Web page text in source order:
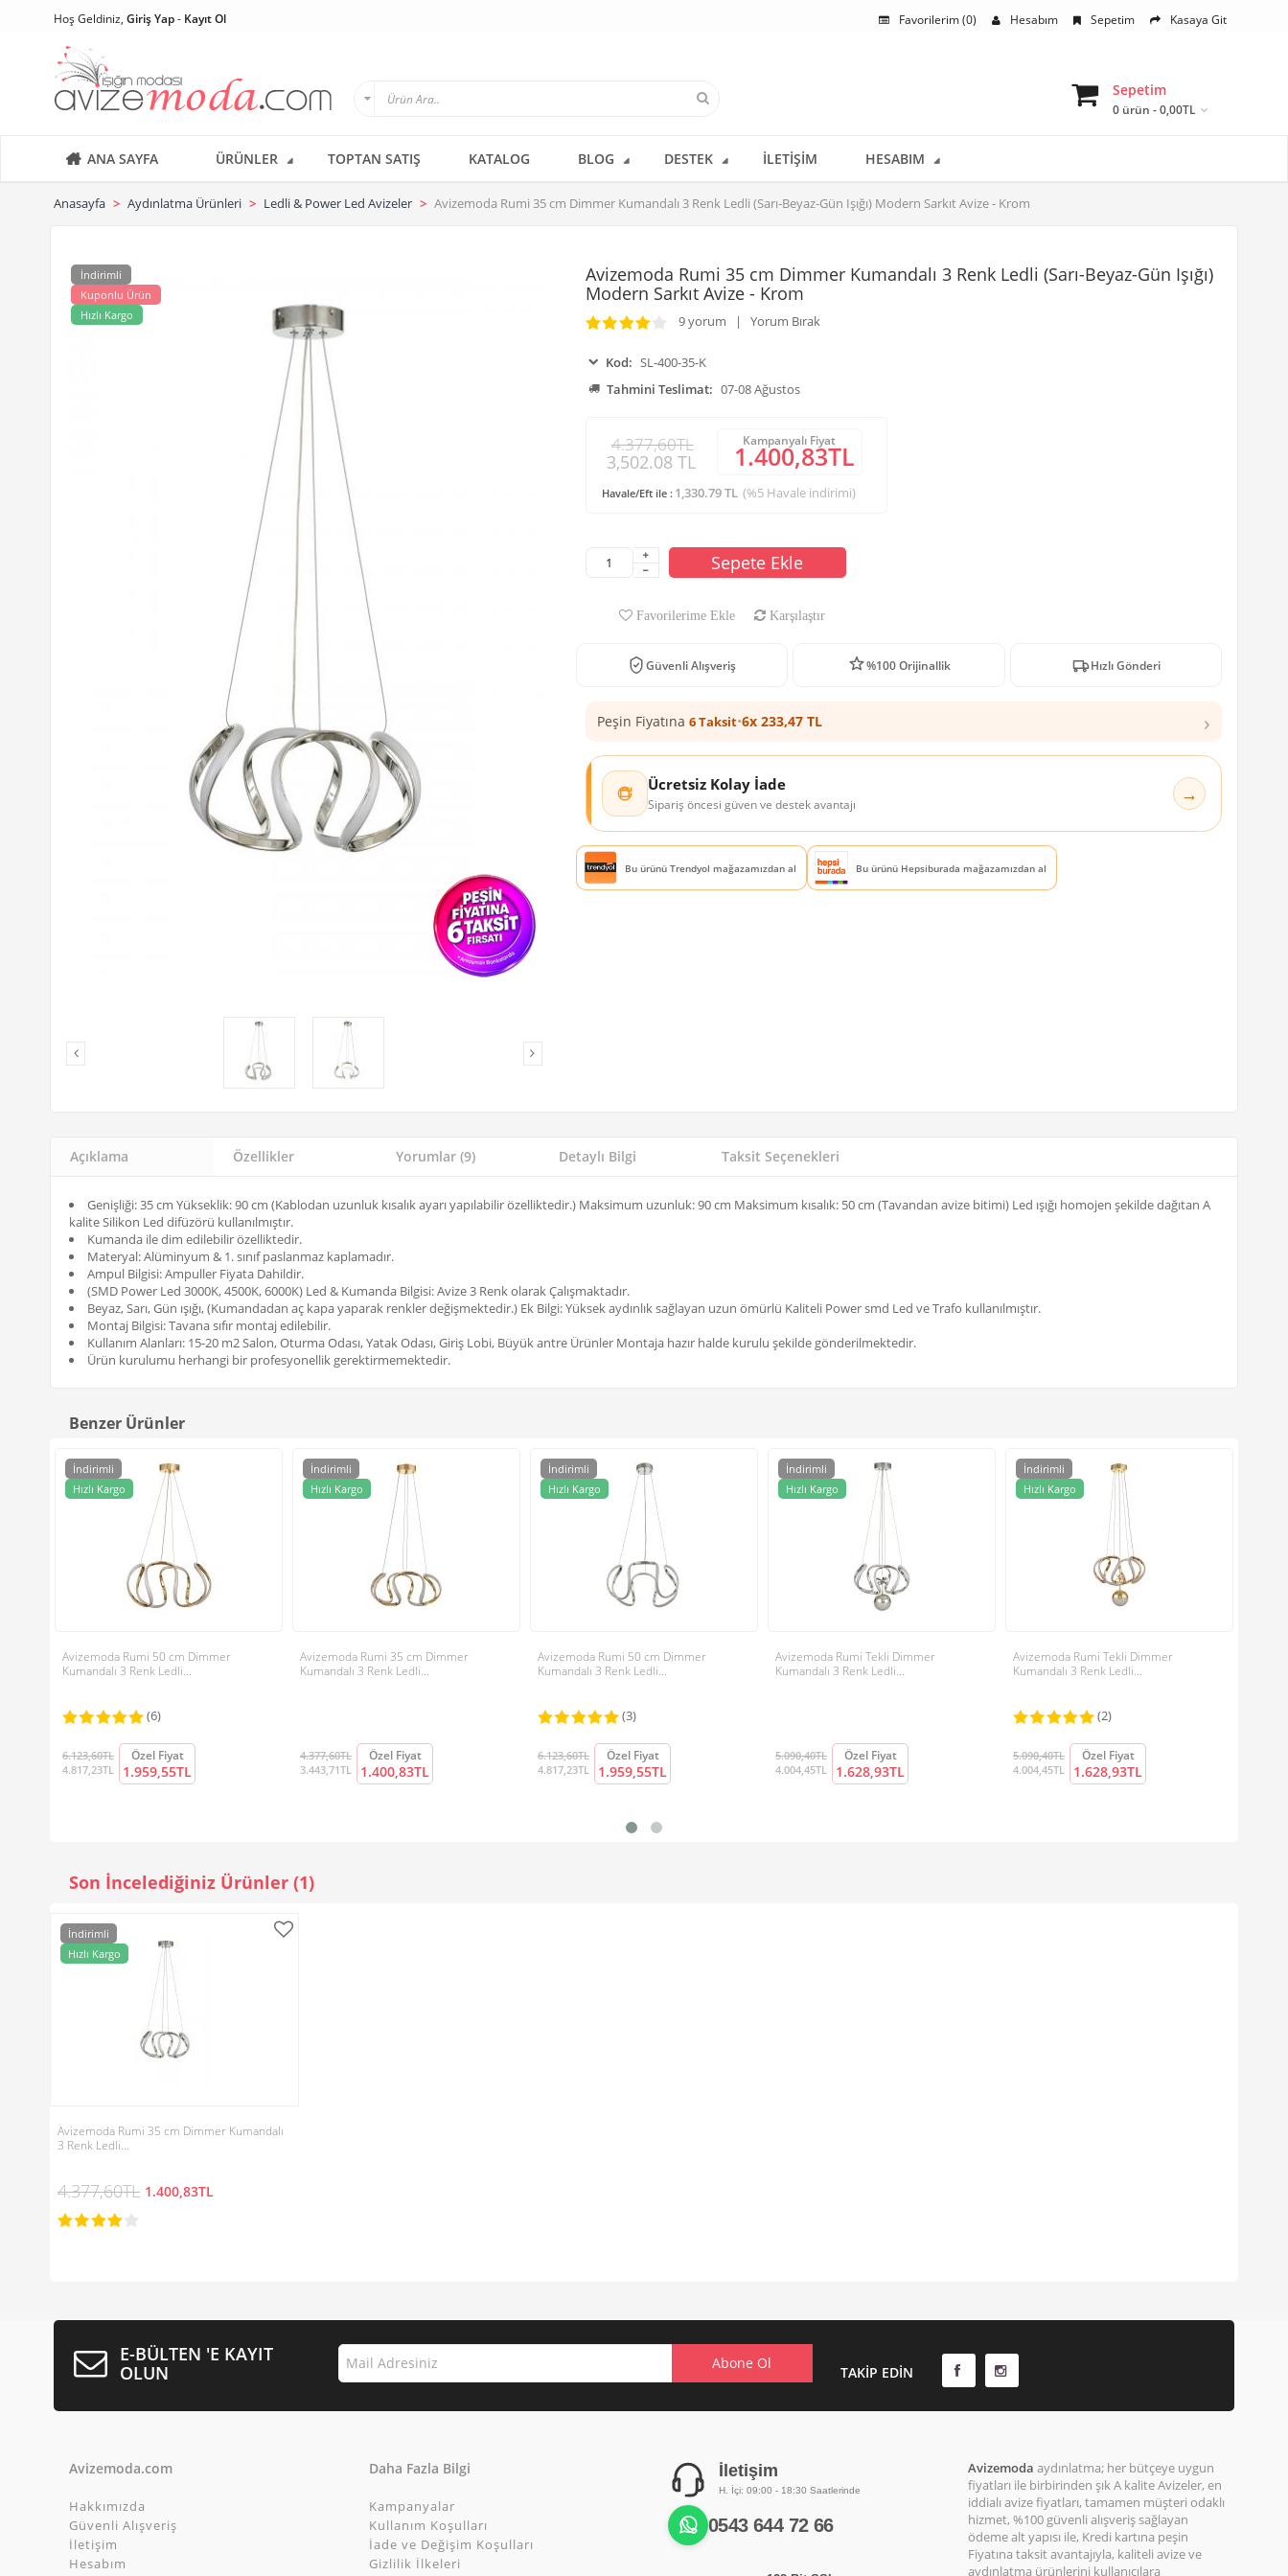
Hoş Geldiniz, Giriş Yap- Kayıt Ol Favorilerim (0) Hesabım Sepetim Kasaya Git
Sepetim
0 ürün - 0,00TL
ANA SAYFA ÜRÜNLER TOPTAN SATIŞ KATALOG BLOG DESTEK İLETIŞIM HESABIM
Anasayfa Aydınlatma Ürünleri Ledli & Power Led Avizeler Avizemoda Rumi 35 cm Dimmer Kumandalı 3 Renk Ledli (Sarı-Beyaz-Gün Işığı) Modern Sarkıt Avize - Krom
İndirimli
Kuponlu Ürün
Hızlı Kargo
Avizemoda Rumi 35 cm Dimmer Kumandalı 3 Renk Ledli (Sarı-Beyaz-Gün Işığı)
Modern Sarkıt Avize - Krom
9 yorum | Yorum Bırak
Kod: SL-400-35-K
Tahmini Teslimat: 07-08 Ağustos
4.377,60TL
3,502.08 TL
Kampanyalı Fiyat
1.400,83TL
Havale/Eft ile : 1,330.79 TL (%5 Havale indirimi)
Sepete Ekle
Favorilerime Ekle Karşılaştır
Güvenli Alışveriş %100 Orijinallik Hızlı Gönderi
Peşin Fiyatına 6 Taksit•6x 233,47 TL ›
Ücretsiz Kolay İade
Sipariş öncesi güven ve destek avantajı →
Bu ürünü Trendyol mağazamızdan al Bu ürünü Hepsiburada mağazamızdan al
Açıklama Özellikler Yorumlar (9) Detaylı Bilgi Taksit Seçenekleri
Genişliği: 35 cm Yükseklik: 90 cm (Kablodan uzunluk kısalık ayarı yapılabilir özelliktedir.) Maksimum uzunluk: 90 cm Maksimum kısalık: 50 cm (Tavandan avize bitimi) Led ışığı homojen şekilde dağıtan A
kalite Silikon Led difüzörü kullanılmıştır.
Kumanda ile dim edilebilir özelliktedir.
Materyal: Alüminyum & 1. sınıf paslanmaz kaplamadır.
Ampul Bilgisi: Ampuller Fiyata Dahildir.
(SMD Power Led 3000K, 4500K, 6000K) Led & Kumanda Bilgisi: Avize 3 Renk olarak Çalışmaktadır.
Beyaz, Sarı, Gün ışığı, (Kumandadan aç kapa yaparak renkler değişmektedir.) Ek Bilgi: Yüksek aydınlık sağlayan uzun ömürlü Kaliteli Power smd Led ve Trafo kullanılmıştır.
Montaj Bilgisi: Tavana sıfır montaj edilebilir.
Kullanım Alanları: 15-20 m2 Salon, Oturma Odası, Yatak Odası, Giriş Lobi, Büyük antre Ürünler Montaja hazır halde kurulu şekilde gönderilmektedir.
Ürün kurulumu herhangi bir profesyonellik gerektirmemektedir.
Benzer Ürünler
İndirimli
Hızlı Kargo
Avizemoda Rumi 50 cm Dimmer
Kumandalı 3 Renk Ledli...
(6)
6.123,60TL
4.817,23TL
Özel Fiyat
1.959,55TL
İndirimli
Hızlı Kargo
Avizemoda Rumi 35 cm Dimmer
Kumandalı 3 Renk Ledli...
4.377,60TL
3.443,71TL
Özel Fiyat
1.400,83TL
İndirimli
Hızlı Kargo
Avizemoda Rumi 50 cm Dimmer
Kumandalı 3 Renk Ledli...
(3)
6.123,60TL
4.817,23TL
Özel Fiyat
1.959,55TL
İndirimli
Hızlı Kargo
Avizemoda Rumi Tekli Dimmer
Kumandalı 3 Renk Ledli...
5.090,40TL
4.004,45TL
Özel Fiyat
1.628,93TL
İndirimli
Hızlı Kargo
Avizemoda Rumi Tekli Dimmer
Kumandalı 3 Renk Ledli...
(2)
5.090,40TL
4.004,45TL
Özel Fiyat
1.628,93TL
Son İncelediğiniz Ürünler (1)
İndirimli
Hızlı Kargo
Avizemoda Rumi 35 cm Dimmer Kumandalı
3 Renk Ledli…
4.377,60TL 1.400,83TL
E-BÜLTEN 'E KAYIT
OLUN
TAKIP EDIN
Avizemoda.com
Hakkımızda
Güvenli Alışveriş
İletişim
Hesabım
Daha Fazla Bilgi
Kampanyalar
Kullanım Koşulları
İade ve Değişim Koşulları
Gizlilik İlkeleri
İletişim
H. İçi: 09:00 - 18:30 Saatlerinde
0543 644 72 66
Avizemoda aydınlatma; her bütçeye uygun
fiyatları ile birbirinden şık A kalite Avizeler, en
iddialı avize fiyatları, tamamen müşteri odaklı
hizmet, %100 güvenli alışveriş sağlayan
ödeme alt yapısı ile, Kredi kartına peşin
Fiyatına taksit avantajıyla, kaliteli avize ve
aydınlatma ürünlerini kullanıcılara